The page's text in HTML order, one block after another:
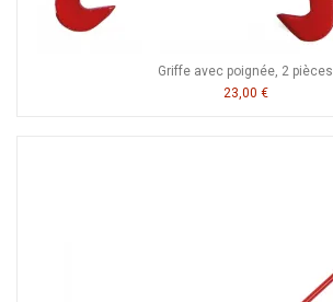
Griffe avec poignée, 2 pièces
23,00 €